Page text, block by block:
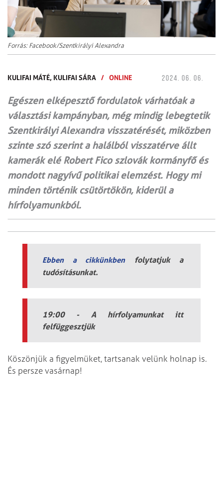
Forrás: Facebook/Szentkirályi Alexandra
KULIFAI MÁTÉ, KULIFAI SÁRA / ONLINE 2024. 06. 06.
Egészen elképesztő fordulatok várhatóak a
választási kampányban, még mindig lebegtetik
Szentkirályi Alexandra visszatérését, miközben
szinte szó szerint a halálból visszatérve állt
kamerák elé Robert Fico szlovák kormányfő és
mondott nagyívű politikai elemzést. Hogy mi
minden történik csütörtökön, kiderül a
hírfolyamunkból.
Ebben a cikkünkbenfolytatjuk a
tudósításunkat.
19:00 - A hírfolyamunkat itt
felfüggesztjük
Köszönjük a figyelmüket, tartsanak velünk holnap is.
És persze vasárnap!